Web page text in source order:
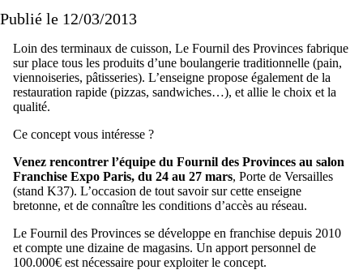
Publié le 12/03/2013
Loin des terminaux de cuisson, Le Fournil des Provinces fabrique
sur place tous les produits d’une boulangerie traditionnelle (pain,
viennoiseries, pâtisseries). L’enseigne propose également de la
restauration rapide (pizzas, sandwiches…), et allie le choix et la
qualité.
Ce concept vous intéresse ?
Venez rencontrer l’équipe du Fournil des Provinces au salon
Franchise Expo Paris, du 24 au 27 mars, Porte de Versailles
(stand K37). L’occasion de tout savoir sur cette enseigne
bretonne, et de connaître les conditions d’accès au réseau.
Le Fournil des Provinces se développe en franchise depuis 2010
et compte une dizaine de magasins. Un apport personnel de
100.000€ est nécessaire pour exploiter le concept.